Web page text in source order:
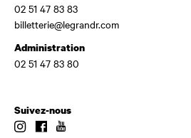
02 51 47 83 83
billetterie@legrandr.com
Administration
02 51 47 83 80
Suivez-nous
InstagramFacebook